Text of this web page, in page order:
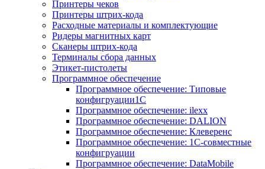
Принтеры чеков
Принтеры штрих-кода
Расходные материалы и комплектующие
Ридеры магнитных карт
Сканеры штрих-кода
Терминалы сбора данных
Этикет-пистолеты
Программное обеспечение
Программное обеспечение: Типовые
конфигруации1С
Программное обеспечение: ilexx
Программное обеспечение: DALION
Программное обеспечение: Клеверенс
Программное обеспечение: 1С-совместные
конфигруации
Программное обеспечение: DataMobile